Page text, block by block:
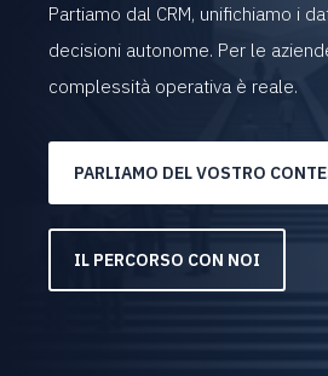
Partiamo dal CRM, unifichiamo i
decisioni autonome. Per le
complessità operativa è reale.
PARLIAMO DEL VOSTRO
IL PERCORSO CON NOI